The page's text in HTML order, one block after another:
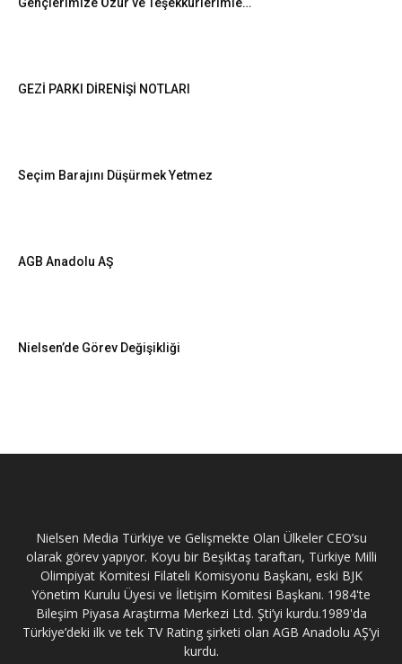
GEZİ PARKI DİRENİŞİ NOTLARI
Seçim Barajını Düşürmek Yetmez
AGB Anadolu AŞ
Nielsen’de Görev Değişikliği
Nielsen Media Türkiye ve Gelişmekte Olan Ülkeler CEO’su
olarak görev yapıyor. Koyu bir Beşiktaş taraftarı, Türkiye Milli
Olimpiyat Komitesi Filateli Komisyonu Başkanı, eski BJK
Yönetim Kurulu Üyesi ve İletişim Komitesi Başkanı. 1984'te
Bileşim Piyasa Araştırma Merkezi Ltd. Şti’yi kurdu.1989'da
Türkiye’deki ilk ve tek TV Rating şirketi olan AGB Anadolu AŞ’yi
kurdu.